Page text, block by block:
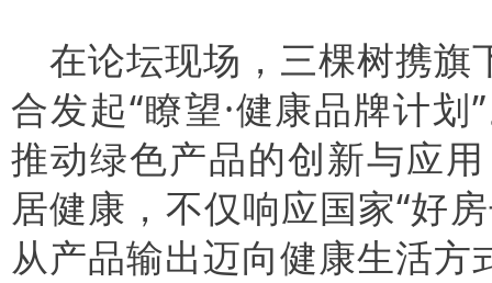
在论坛现场，三棵树携旗
合发起“瞭望·健康品牌计
推动绿色产品的创新与应
居健康，不仅响应国家“好
从产品输出迈向健康生活方